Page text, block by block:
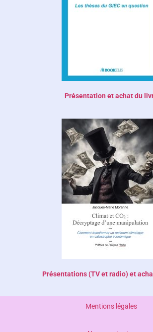
Présentation et achat du
Présentations (TV et radio) et
Mentions légales